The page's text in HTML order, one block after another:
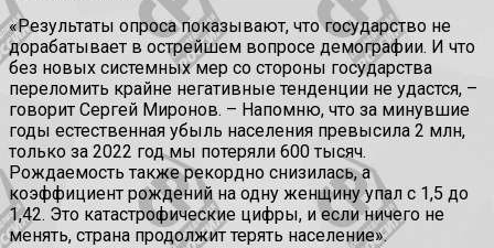
«Результаты опроса показывают, что государство не
дорабатывает в острейшем вопросе демографии. И что
без новых системных мер со стороны государства
переломить крайне негативные тенденции не удастся, –
говорит Сергей Миронов. – Напомню, что за минувшие
годы естественная убыль населения превысила 2 млн,
только за 2022 год мы потеряли 600 тысяч.
Рождаемость также рекордно снизилась, а
коэффициент рождений на одну женщину упал с 1,5 до
1,42. Это катастрофические цифры, и если ничего не
менять, страна продолжит терять население».